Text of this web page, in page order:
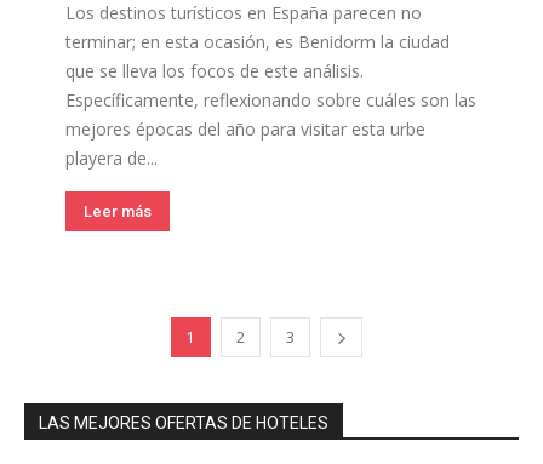
Los destinos turísticos en España parecen no
terminar; en esta ocasión, es Benidorm la ciudad
que se lleva los focos de este análisis.
Específicamente, reflexionando sobre cuáles son las
mejores épocas del año para visitar esta urbe
playera de...
Leer más
1 2 3
LAS MEJORES OFERTAS DE HOTELES